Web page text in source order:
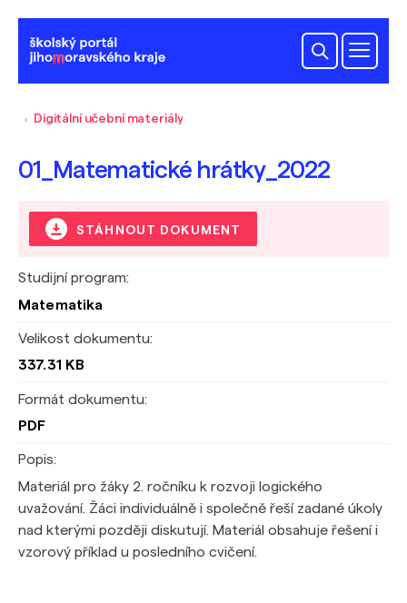
Digitální učební materiály
01_Matematické hrátky_2022
STÁHNOUT DOKUMENT
Studijní program:
Matematika
Velikost dokumentu:
337.31 KB
Formát dokumentu:
PDF
Popis:
Materiál pro žáky 2. ročníku k rozvoji logického
uvažování. Žáci individuálně i společně řeší zadané úkoly
nad kterými později diskutují. Materiál obsahuje řešení i
vzorový příklad u posledního cvičení.